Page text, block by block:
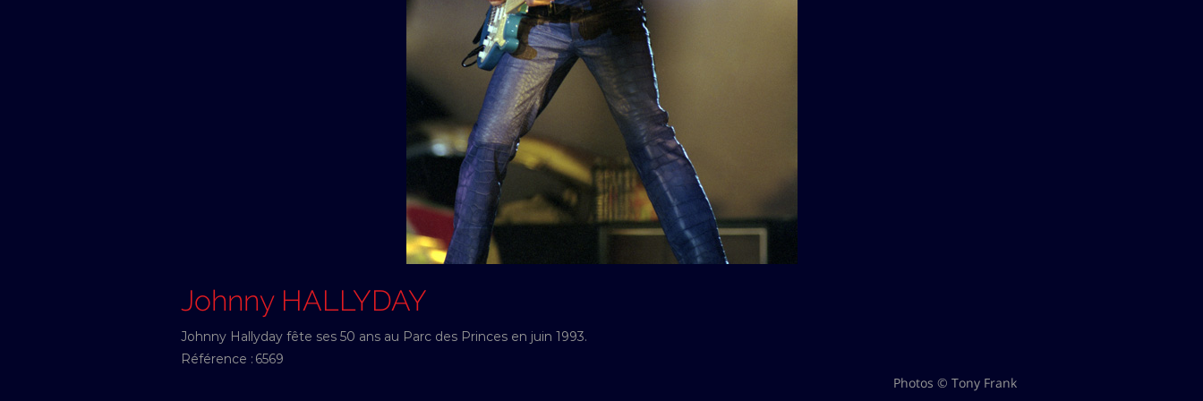
Johnny HALLYDAY
Johnny Hallyday fête ses 50 ans au Parc des Princes en juin 1993.
Référence : 6569
Photos © Tony Frank